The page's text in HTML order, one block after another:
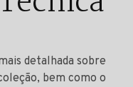
detalhada sobre
bem como o